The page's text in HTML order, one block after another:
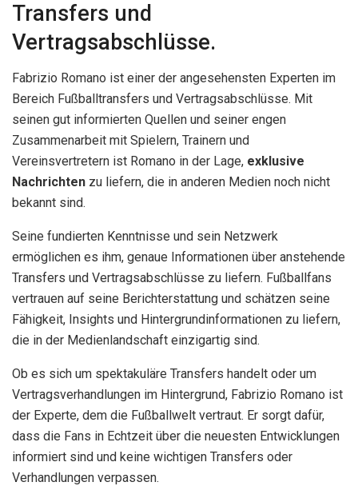
Transfers und
Vertragsabschlüsse.
Fabrizio Romano ist einer der angesehensten Experten im
Bereich Fußballtransfers und Vertragsabschlüsse. Mit
seinen gut informierten Quellen und seiner engen
Zusammenarbeit mit Spielern, Trainern und
Vereinsvertretern ist Romano in der Lage, exklusive
Nachrichten zu liefern, die in anderen Medien noch nicht
bekannt sind.
Seine fundierten Kenntnisse und sein Netzwerk
ermöglichen es ihm, genaue Informationen über anstehende
Transfers und Vertragsabschlüsse zu liefern. Fußballfans
vertrauen auf seine Berichterstattung und schätzen seine
Fähigkeit, Insights und Hintergrundinformationen zu liefern,
die in der Medienlandschaft einzigartig sind.
Ob es sich um spektakuläre Transfers handelt oder um
Vertragsverhandlungen im Hintergrund, Fabrizio Romano ist
der Experte, dem die Fußballwelt vertraut. Er sorgt dafür,
dass die Fans in Echtzeit über die neuesten Entwicklungen
informiert sind und keine wichtigen Transfers oder
Verhandlungen verpassen.